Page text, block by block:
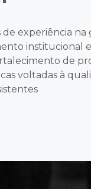
experiência na
institucional
de
voltadas à